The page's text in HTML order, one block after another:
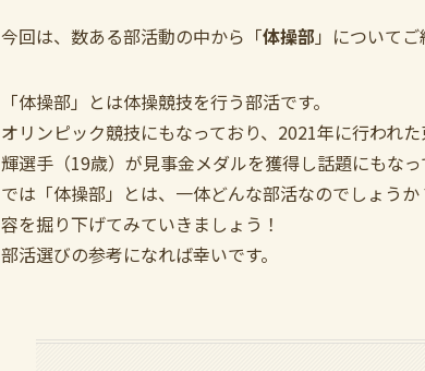
今回は、数ある部活動の中から「体操部 」について
「体操部」とは体操競技を行う部活です。
オリンピック競技にもなっており、2021年に行われ
輝選手（19歳）が見事金メダルを獲得し話題にもなっ
では「体操部」とは、一体どんな部活なのでしょう
容を掘り下げてみていきましょう！
部活選びの参考になれば幸いです。